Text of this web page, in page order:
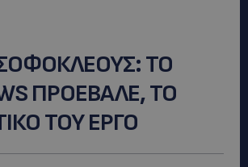
TO
ΠΡΟΕΒΑΛΕ, ΤΟ
ΤΟΥ ΕΡΓΟ